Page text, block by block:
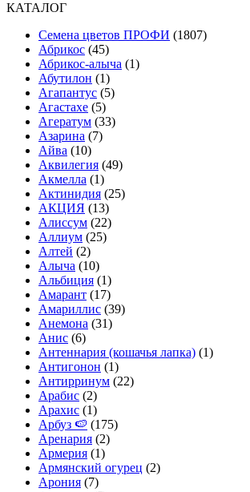
КАТАЛОГ
Cемена цветов ПРОФИ (1807)
Абрикос (45)
Абрикос-алыча (1)
Абутилон (1)
Агапантус (5)
Агастахе (5)
Агератум (33)
Азарина (7)
Айва (10)
Аквилегия (49)
Акмелла (1)
Актинидия (25)
АКЦИЯ (13)
Алиссум (22)
Аллиум (25)
Алтей (2)
Алыча (10)
Альбиция (1)
Амарант (17)
Амариллис (39)
Анемона (31)
Анис (6)
Антеннария (кошачья лапка) (1)
Антигонон (1)
Антирринум (22)
Арабис (2)
Арахис (1)
Арбуз 🍉 (175)
Аренария (2)
Армерия (1)
Армянский огурец (2)
Арония (7)